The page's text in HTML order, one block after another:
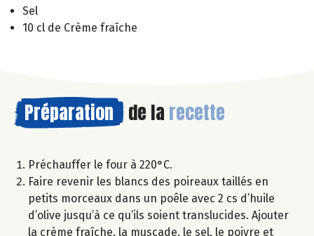
Sel
10 cl de Crème fraîche
Préparation de la recette
Préchauffer le four à 220°C.
Faire revenir les blancs des poireaux taillés en
petits morceaux dans un poêle avec 2 cs d’huile
d’olive jusqu’à ce qu’ils soient translucides. Ajouter
la crème fraîche, la muscade, le sel, le poivre et